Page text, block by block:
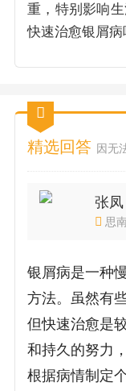
重，特别影响
快速治愈银屑病
精选回答 因无
张凤
思
银屑病是一种
方法。虽然有
但快速治愈是
和持久的努力
根据病情制定